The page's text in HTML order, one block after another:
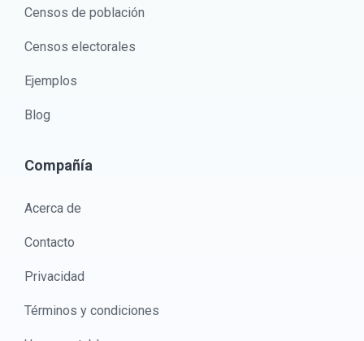
Censos de población
Censos electorales
Ejemplos
Blog
Compañía
Acerca de
Contacto
Privacidad
Términos y condiciones